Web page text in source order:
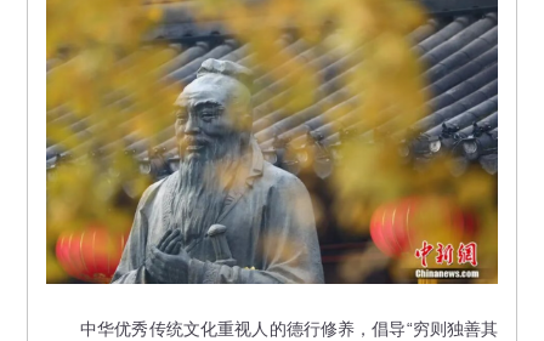
中华优秀传统文化重视人的德行修养，倡导“穷则独善其